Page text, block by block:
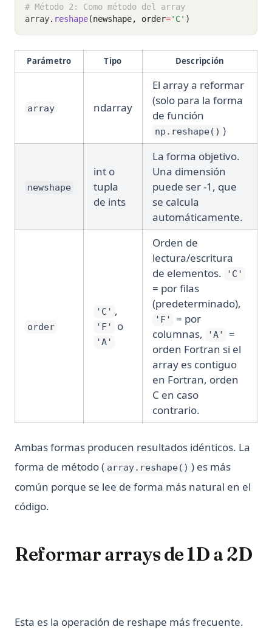
# Método 2: Como método del array
array. reshape(newshape, order='C' )
Parámetro Tipo Descripción
array ndarray
El array a reformar
(solo para la forma
de función
np.reshape() )
newshape
int o
tupla
de ints
La forma objetivo.
Una dimensión
puede ser -1, que
se calcula
automáticamente.
order
'C' ,
'F' o
'A'
Orden de
lectura/escritura
de elementos.
'C'
= por filas
(predeterminado),
'F'
= por
columnas,
'A'
=
orden Fortran si el
array es contiguo
en Fortran, orden
C en caso
contrario.
Ambas formas producen resultados idénticos. La
forma de método ( array.reshape() ) es más
común porque se lee de forma más natural en el
código.
Reformar arrays de 1D a 2D
Esta es la operación de reshape más frecuente.